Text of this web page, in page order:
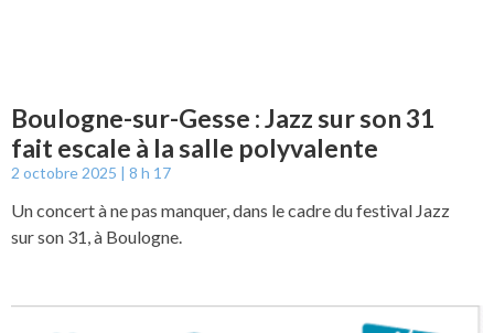
Boulogne-sur-Gesse : Jazz sur son 31
fait escale à la salle polyvalente
2 octobre 2025 8 h 17
Un concert à ne pas manquer, dans le cadre du festival Jazz
sur son 31, à Boulogne.